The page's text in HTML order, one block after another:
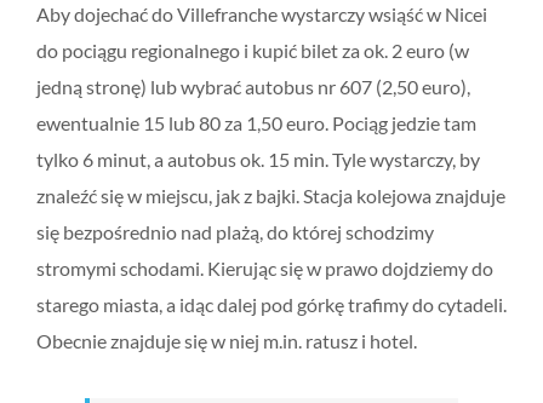
Aby dojechać do Villefranche wystarczy wsiąść w Nicei
do pociągu regionalnego i kupić bilet za ok. 2 euro (w
jedną stronę) lub wybrać autobus nr 607 (2,50 euro),
ewentualnie 15 lub 80 za 1,50 euro. Pociąg jedzie tam
tylko 6 minut, a autobus ok. 15 min. Tyle wystarczy, by
znaleźć się w miejscu, jak z bajki. Stacja kolejowa znajduje
się bezpośrednio nad plażą, do której schodzimy
stromymi schodami. Kierując się w prawo dojdziemy do
starego miasta, a idąc dalej pod górkę trafimy do cytadeli.
Obecnie znajduje się w niej m.in. ratusz i hotel.